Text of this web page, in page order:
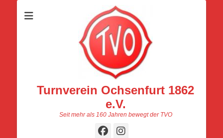
Turnverein Ochsenfurt 1862
e.V.
Seit mehr als 160 Jahren bewegt der TVO
Facebook
Instagram